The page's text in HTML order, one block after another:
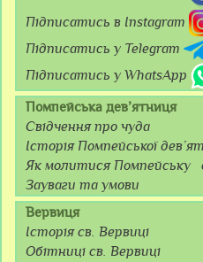
Підписатись в Instagram
Підписатись у Telegram
Підписатись у WhatsApp
Помпейська дев’ятниця
Свідчення про чуда
Історія Помпейської
Як молитися Помпейську
Зауваги та умови
Вервиця
Історія св. Вервиці
Обітниці св. Вервиці